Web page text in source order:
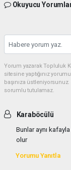
Okuyucu
Yorum yazarak Topluluk
sitesine yaptığınız
başınıza
sorumlu tutulamaz.
Karaböcülü
Bunlar aynı
olur
Yorumu Yanıtla